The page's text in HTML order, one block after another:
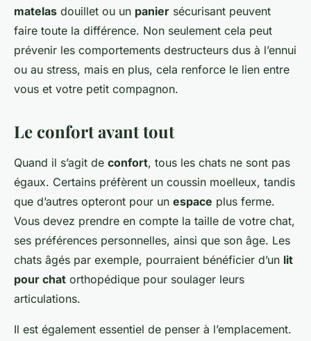
matelas douillet ou un panier sécurisant peuvent
faire toute la différence. Non seulement cela peut
prévenir les comportements destructeurs dus à l’ennui
ou au stress, mais en plus, cela renforce le lien entre
vous et votre petit compagnon.
Le confort avant tout
Quand il s’agit de confort, tous les chats ne sont pas
égaux. Certains préfèrent un coussin moelleux, tandis
que d’autres opteront pour un espace plus ferme.
Vous devez prendre en compte la taille de votre chat,
ses préférences personnelles, ainsi que son âge. Les
chats âgés par exemple, pourraient bénéficier d’un lit
pour chat orthopédique pour soulager leurs
articulations.
Il est également essentiel de penser à l’emplacement.